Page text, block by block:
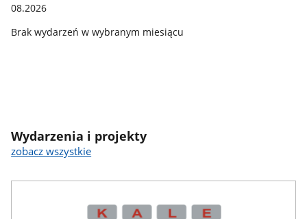
08.2026
Brak wydarzeń w wybranym miesiącu
Wydarzenia i projekty
zobacz wszystkie